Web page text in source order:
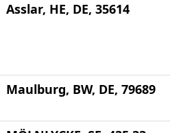
Asslar, HE, DE, 35614
Maulburg, BW, DE, 79689